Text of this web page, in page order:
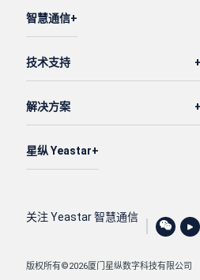
智慧通信
技术支持
解决方案
星纵 Yeastar
关注 Yeastar 智慧通信
版权所有©2026厦门星纵数字科技有限公司